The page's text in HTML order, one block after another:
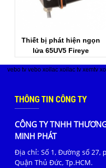
Thiết bị phát hiện ngọn
lửa 65UV5 Fireye
vebo tv vebo xoilac xoilac tv xemtv
THÔNG TIN CÔNG TY
CÔNG TY TNHH
MINH PHÁT
Địa chỉ: Số 1, Đường số 27,
Quận Thủ Đức, Tp.HCM.